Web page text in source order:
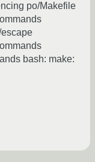
po/Makefile
bash: make: